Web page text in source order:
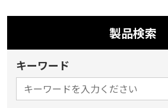
製品検索
キーワード